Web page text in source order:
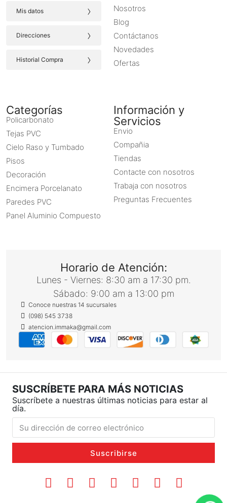
Mis datos ›
Direcciones ›
Historial Compra ›
Nosotros
Blog
Contáctanos
Novedades
Ofertas
Categorías
Policarbonato
Tejas PVC
Cielo Raso y Tumbado
Pisos
Decoración
Encimera Porcelanato
Paredes PVC
Panel Aluminio Compuesto
Información y
Servicios
Envio
Compañia
Tiendas
Contacte con nosotros
Trabaja con nosotros
Preguntas Frecuentes
Horario de Atención:
Lunes - Viernes: 8:30 am a 17:30 pm.
Sábado: 9:00 am a 13:00 pm
Conoce nuestras 14 sucursales
(098) 545 3738
atencion.immaka@gmail.com
SUSCRÍBETE PARA MÁS NOTICIAS
Suscríbete a nuestras últimas noticias para estar al
día.
Suscribirse